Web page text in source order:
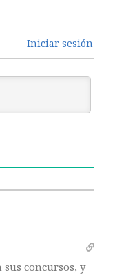
Iniciar sesión
concursos, y